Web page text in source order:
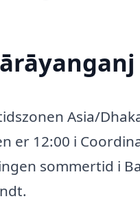
Asia/
er 12:00 i
sommertid i